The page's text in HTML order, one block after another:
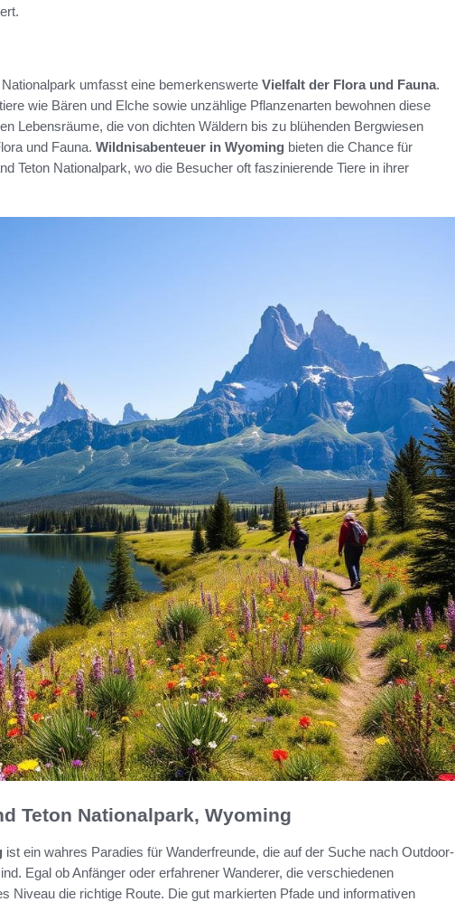
umfasst eine bemerkenswerte Vielfalt der Flora und Fauna.
wie Bären und Elche sowie unzählige Pflanzenarten bewohnen diese
Lebensräume, die von dichten Wäldern bis zu blühenden Bergwiesen
und Fauna. Wildnisabenteuer in Wyoming bieten die Chance für
Teton Nationalpark, wo die Besucher oft faszinierende Tiere in ihrer
Teton Nationalpark, Wyoming
ist ein wahres Paradies für Wanderfreunde, die auf der Suche nach Outdoor-
Egal ob Anfänger oder erfahrener Wanderer, die verschiedenen
Niveau die richtige Route. Die gut markierten Pfade und informativen